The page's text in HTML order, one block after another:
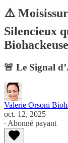
⚠️
Silencieux
Biohackeuse
🚨 Le Signal
Valerie Orsoni
oct. 12, 2025
∙ Abonné payant